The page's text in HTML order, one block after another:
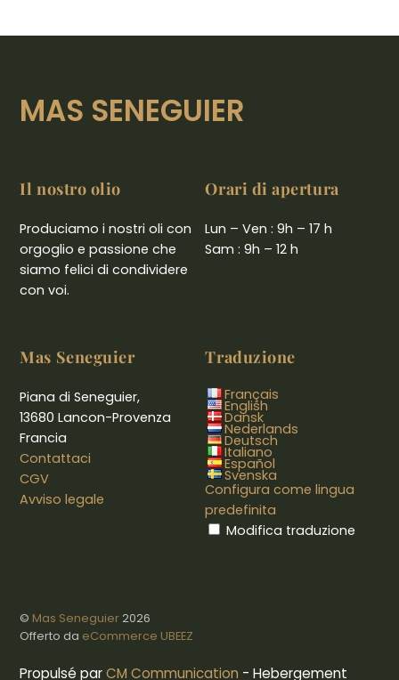
MAS SENEGUIER
Il nostro olio
Produciamo i nostri oli con
orgoglio e passione che
siamo felici di condividere
con voi.
Orari di apertura
Lun – Ven : 9h – 17 h
Sam : 9h – 12 h
Mas Seneguier
Piana di Seneguier,
13680 Lancon-Provenza
Francia
Contattaci
CGV
Avviso legale
Traduzione
Français
English
Dansk
Nederlands
Deutsch
Italiano
Español
Svenska
Configura come lingua
predefinita
Modifica traduzione
© Mas Seneguier2026
Offerto da eCommerce UBEEZ
Propulsé parCM Communication - Hebergement